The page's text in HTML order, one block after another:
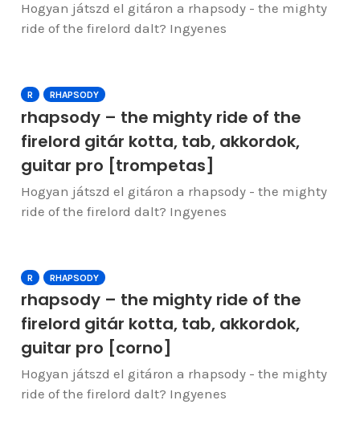
Hogyan játszd el gitáron a rhapsody - the mighty
ride of the firelord dalt? Ingyenes
R RHAPSODY
rhapsody – the mighty ride of the
firelord gitár kotta, tab, akkordok,
guitar pro [trompetas]
Hogyan játszd el gitáron a rhapsody - the mighty
ride of the firelord dalt? Ingyenes
R RHAPSODY
rhapsody – the mighty ride of the
firelord gitár kotta, tab, akkordok,
guitar pro [corno]
Hogyan játszd el gitáron a rhapsody - the mighty
ride of the firelord dalt? Ingyenes